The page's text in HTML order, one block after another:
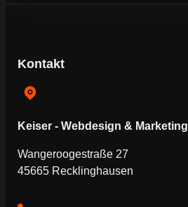
Kontakt
Keiser - Webdesign & Marketing
Wangeroogestraße 27
45665 Recklinghausen